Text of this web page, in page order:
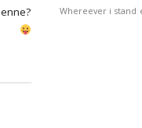
Whereever i stand